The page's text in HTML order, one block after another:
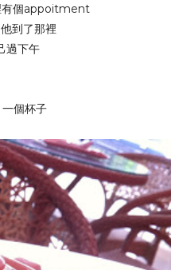
有個appoitment
到了那裡
過下午
個杯子